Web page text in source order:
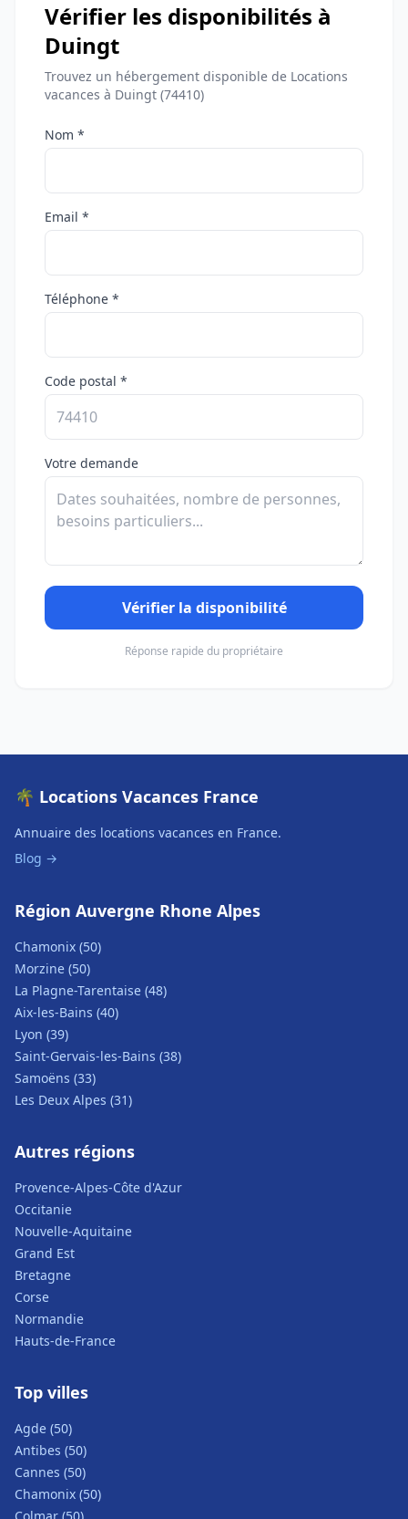
Vérifier les disponibilités à
Duingt
Trouvez un hébergement disponible de Locations
vacances à Duingt (74410)
Nom *
Email *
Téléphone *
Code postal *
Votre demande
Vérifier la disponibilité
Réponse rapide du propriétaire
🌴 Locations Vacances France
Annuaire des locations vacances en France.
Blog →
Région Auvergne Rhone Alpes
Chamonix (50)
Morzine (50)
La Plagne-Tarentaise (48)
Aix-les-Bains (40)
Lyon (39)
Saint-Gervais-les-Bains (38)
Samoëns (33)
Les Deux Alpes (31)
Autres régions
Provence-Alpes-Côte d'Azur
Occitanie
Nouvelle-Aquitaine
Grand Est
Bretagne
Corse
Normandie
Hauts-de-France
Top villes
Agde (50)
Antibes (50)
Cannes (50)
Chamonix (50)